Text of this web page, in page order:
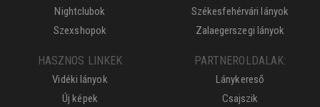
Nightclubok
Szexshopok
Székesfehérvári lányok
Zalaegerszegi lányok
HASZNOS LINKEK
Vidéki lányok
Új képek
PARTNEROLDALAK:
Lánykereső
Csajszik